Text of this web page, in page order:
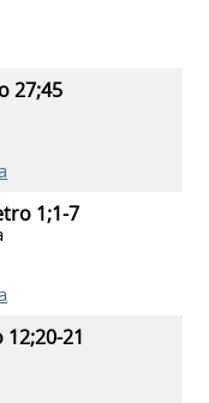
27;45
1;1-7
21